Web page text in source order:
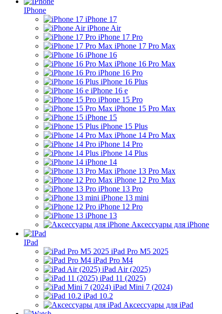
IPhone
iPhone 17
iPhone Air
iPhone 17 Pro
iPhone 17 Pro Max
iPhone 16
iPhone 16 Pro Max
iPhone 16 Pro
iPhone 16 Plus
iPhone 16 e
iPhone 15 Pro
iPhone 15 Pro Max
iPhone 15
iPhone 15 Plus
iPhone 14 Pro Max
iPhone 14 Pro
iPhone 14 Plus
iPhone 14
iPhone 13 Pro Max
iPhone 12 Pro Max
iPhone 13 Pro
iPhone 13 mini
iPhone 12 Pro
iPhone 13
Аксессуары для iPhone
IPad
iPad Pro M5 2025
iPad Pro M4
iPad Air (2025)
iPad 11 (2025)
iPad Mini 7 (2024)
iPad 10.2
Аксессуары для iPad